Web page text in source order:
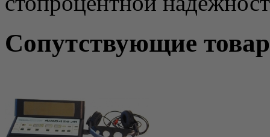
Сопутствующие